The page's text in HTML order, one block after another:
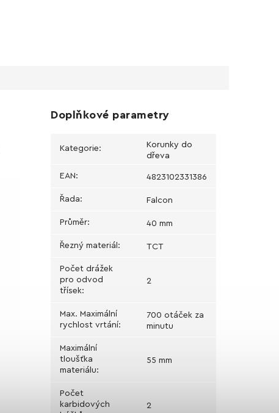
Doplňkové parametry
Kategorie:
Korunky do
dřeva
EAN: 4823102331386
Řada: Falcon
Průměr: 40 mm
Řezný materiál : TCT
Počet drážek
pro odvod
třísek:
2
Max. Maximální
rychlost vrtání:
700 otáček za
minutu
Maximální
tloušťka
materiálu:
55 mm
Počet
karbidových
2